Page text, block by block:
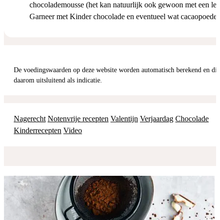
chocolademousse (het kan natuurlijk ook gewoon met een
Garneer met Kinder chocolade en eventueel wat
De voedingswaarden op deze website worden automatisch berekend en dienen
daarom uitsluitend als indicatie.
Nagerecht Notenvrije recepten Valentijn Verjaardag Chocolade
Kinderrecepten Video